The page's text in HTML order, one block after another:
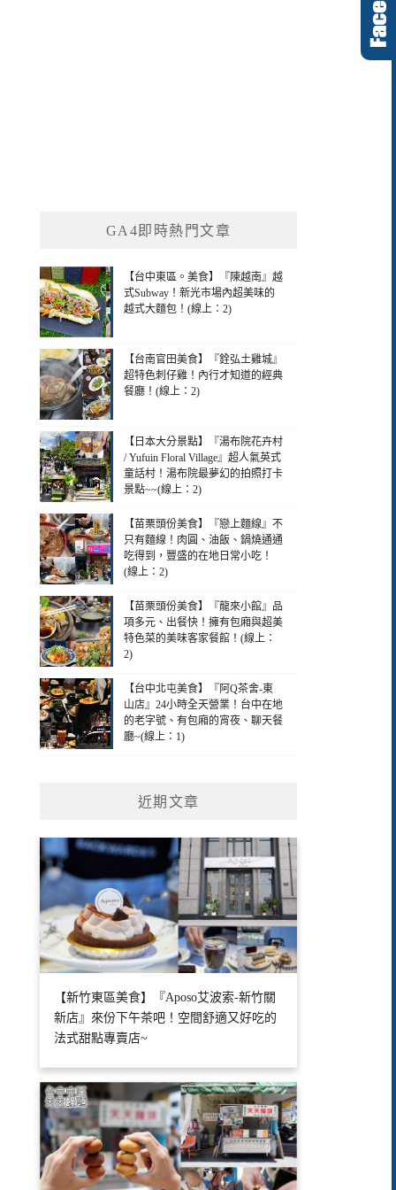
GA4即時熱門文章
【台中東區。美食】『陳越南』越
式Subway！新光市場內超美味的
越式大麵包！(線上：2)
【台南官田美食】『銓弘土雞城』
超特色刺仔雞！內行才知道的經典
餐廳！(線上：2)
【日本大分景點】『湯布院花卉村
/ Yufuin Floral Village』超人氣英式
童話村！湯布院最夢幻的拍照打卡
景點~~(線上：2)
【苗栗頭份美食】『戀上麵線』不
只有麵線！肉圓、油飯、鍋燒通通
吃得到，豐盛的在地日常小吃！
(線上：2)
【苗栗頭份美食】『龍來小館』品
項多元、出餐快！擁有包廂與超美
特色菜的美味客家餐館！(線上：
2)
【台中北屯美食】『阿Q茶舍-東
山店』24小時全天營業！台中在地
的老字號、有包廂的宵夜、聊天餐
廳~(線上：1)
近期文章
【新竹東區美食】『Aposo艾波索-新竹關
新店』來份下午茶吧！空間舒適又好吃的
法式甜點專賣店~